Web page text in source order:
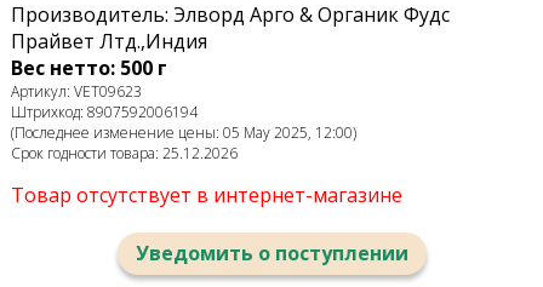
Производитель: Элворд Арго & Органик Фудс
Прайвет Лтд.,Индия
Вес нетто: 500 г
Артикул: VET09623
Штрихкод: 8907592006194
(Последнее изменение цены: 05 May 2025, 12:00)
Срок годности товара: 25.12.2026
Товар отсутствует в интернет-магазине
Уведомить о поступлении